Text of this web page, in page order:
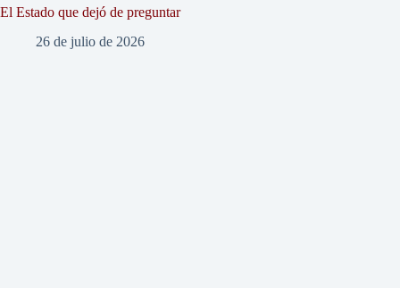
El Estado que dejó de preguntar
26 de julio de 2026